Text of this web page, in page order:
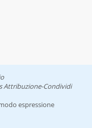
Attribuzione-Condividi
espressione